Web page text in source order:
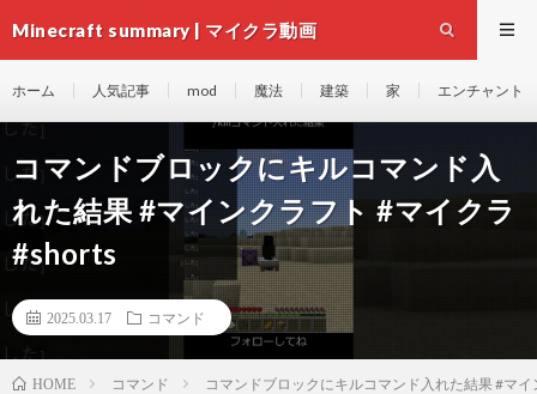
Minecraft summary | マイクラ動画
ホーム 人気記事 mod 魔法 建築 家 エンチャント
コマンドブロックにキルコマンド入
れた結果 #マインクラフト #マイクラ
#shorts
2025.03.17 コマンド
HOME コマンド コマンドブロックにキルコマンド入れた結果 #マ